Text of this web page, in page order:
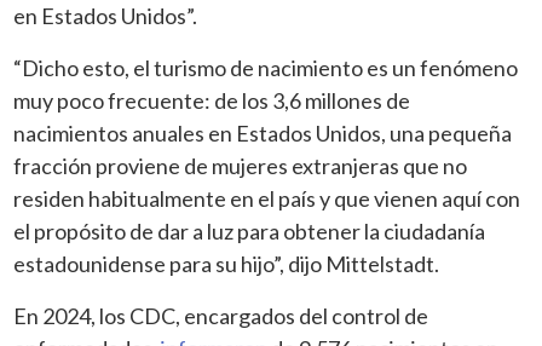
en Estados Unidos”.
“Dicho esto, el turismo de nacimiento es un fenómeno
muy poco frecuente: de los 3,6 millones de
nacimientos anuales en Estados Unidos, una pequeña
fracción proviene de mujeres extranjeras que no
residen habitualmente en el país y que vienen aquí con
el propósito de dar a luz para obtener la ciudadanía
estadounidense para su hijo”, dijo Mittelstadt.
En 2024, los CDC, encargados del control de